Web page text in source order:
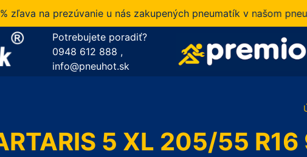
na prezúvanie u nás zakupených pneumatík v našom
Potrebujete poradiť?
0948 612 888 ,
info@pneuhot.sk
5 XL 205/55